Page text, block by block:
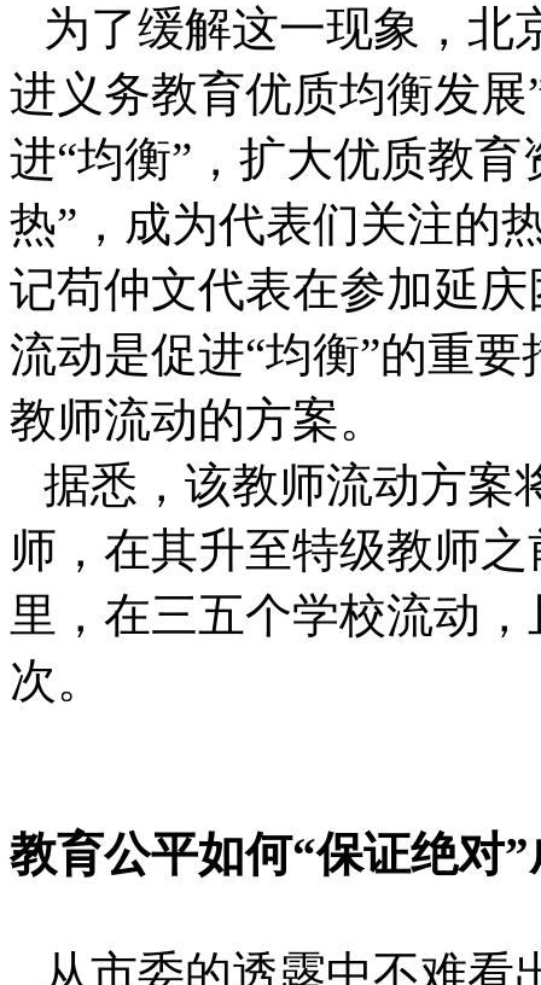
为了缓解这一现象，北
进义务教育优质均衡发
进“均衡”，扩大优质教
热”，成为代表们关注的
记苟仲文代表在参加延
流动是促进“均衡”的重
教师流动的方案。
据悉，该教师流动方案
师，在其升至特级教师
里，在三五个学校流动
次。
教育公平如何“保证绝对
从市委的透露中不难看